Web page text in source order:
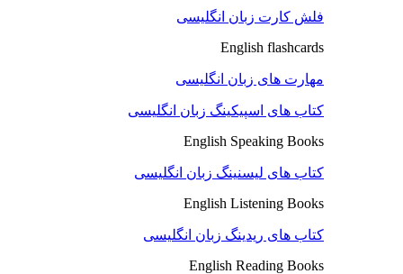
فلش کارت زبان انگلیسی
English flashcards
مهارت های زبان انگلیسی
کتاب های اسپیکینگ زبان انگلیسی
English Speaking Books
کتاب های لیسنینگ زبان انگلیسی
English Listening Books
کتاب های ریدینگ زبان انگلیسی
English Reading Books